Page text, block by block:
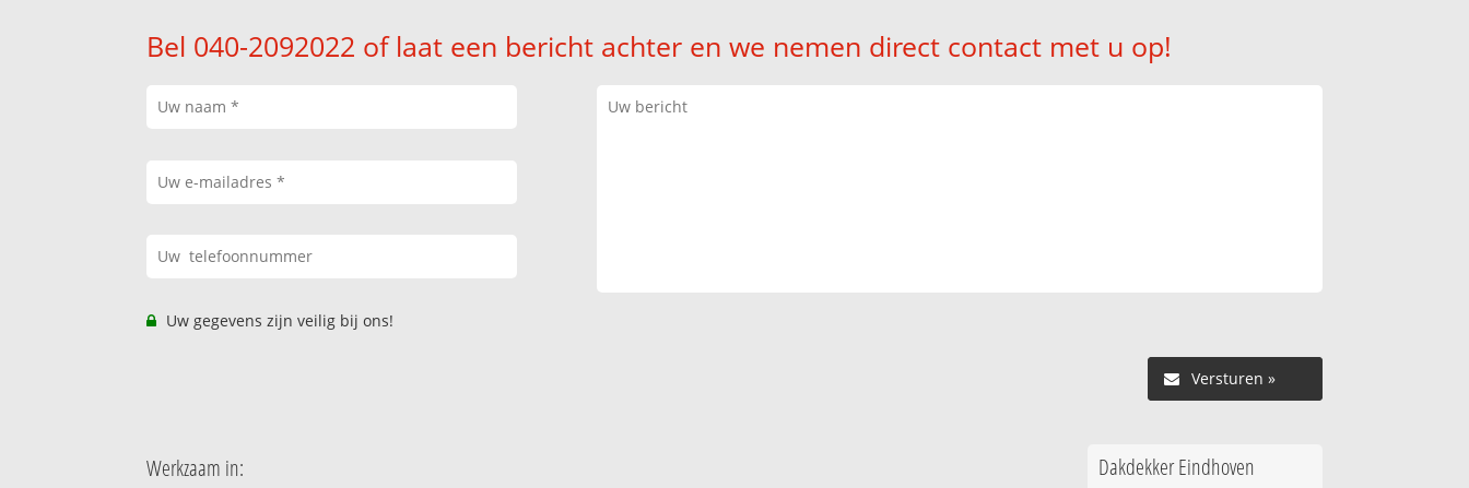
Bel 040-2092022 of laat een bericht achter en we nemen direct contact met u op!
Uw gegevens zijn veilig bij ons!
Versturen »
Werkzaam in: Dakdekker Eindhoven